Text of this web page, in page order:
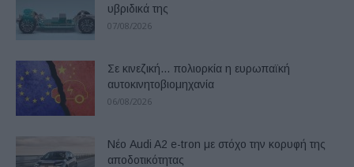
υβριδικά της
07/08/2026
Σε κινεζική… πολιορκία η ευρωπαϊκή
αυτοκινητοβιομηχανία
06/08/2026
Νέο Audi A2 e-tron με στόχο την κορυφή της
αποδοτικότητας